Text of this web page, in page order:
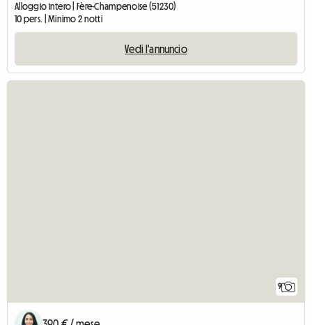
Alloggio intero | Fère-Champenoise (51230)
10 pers. | Minimo 2 notti
Vedi l'annuncio
9